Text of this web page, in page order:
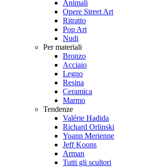
Animali
Opere Street Art
Ritratto
Pop Art
Nudi
Per materiali
Bronzo
Acciaio
Legno
Resina
Ceramica
Marmo
Tendenze
Valérie Hadida
Richard Orlinski
Yoann Merienne
Jeff Koons
Arman
Tutti gli scultori